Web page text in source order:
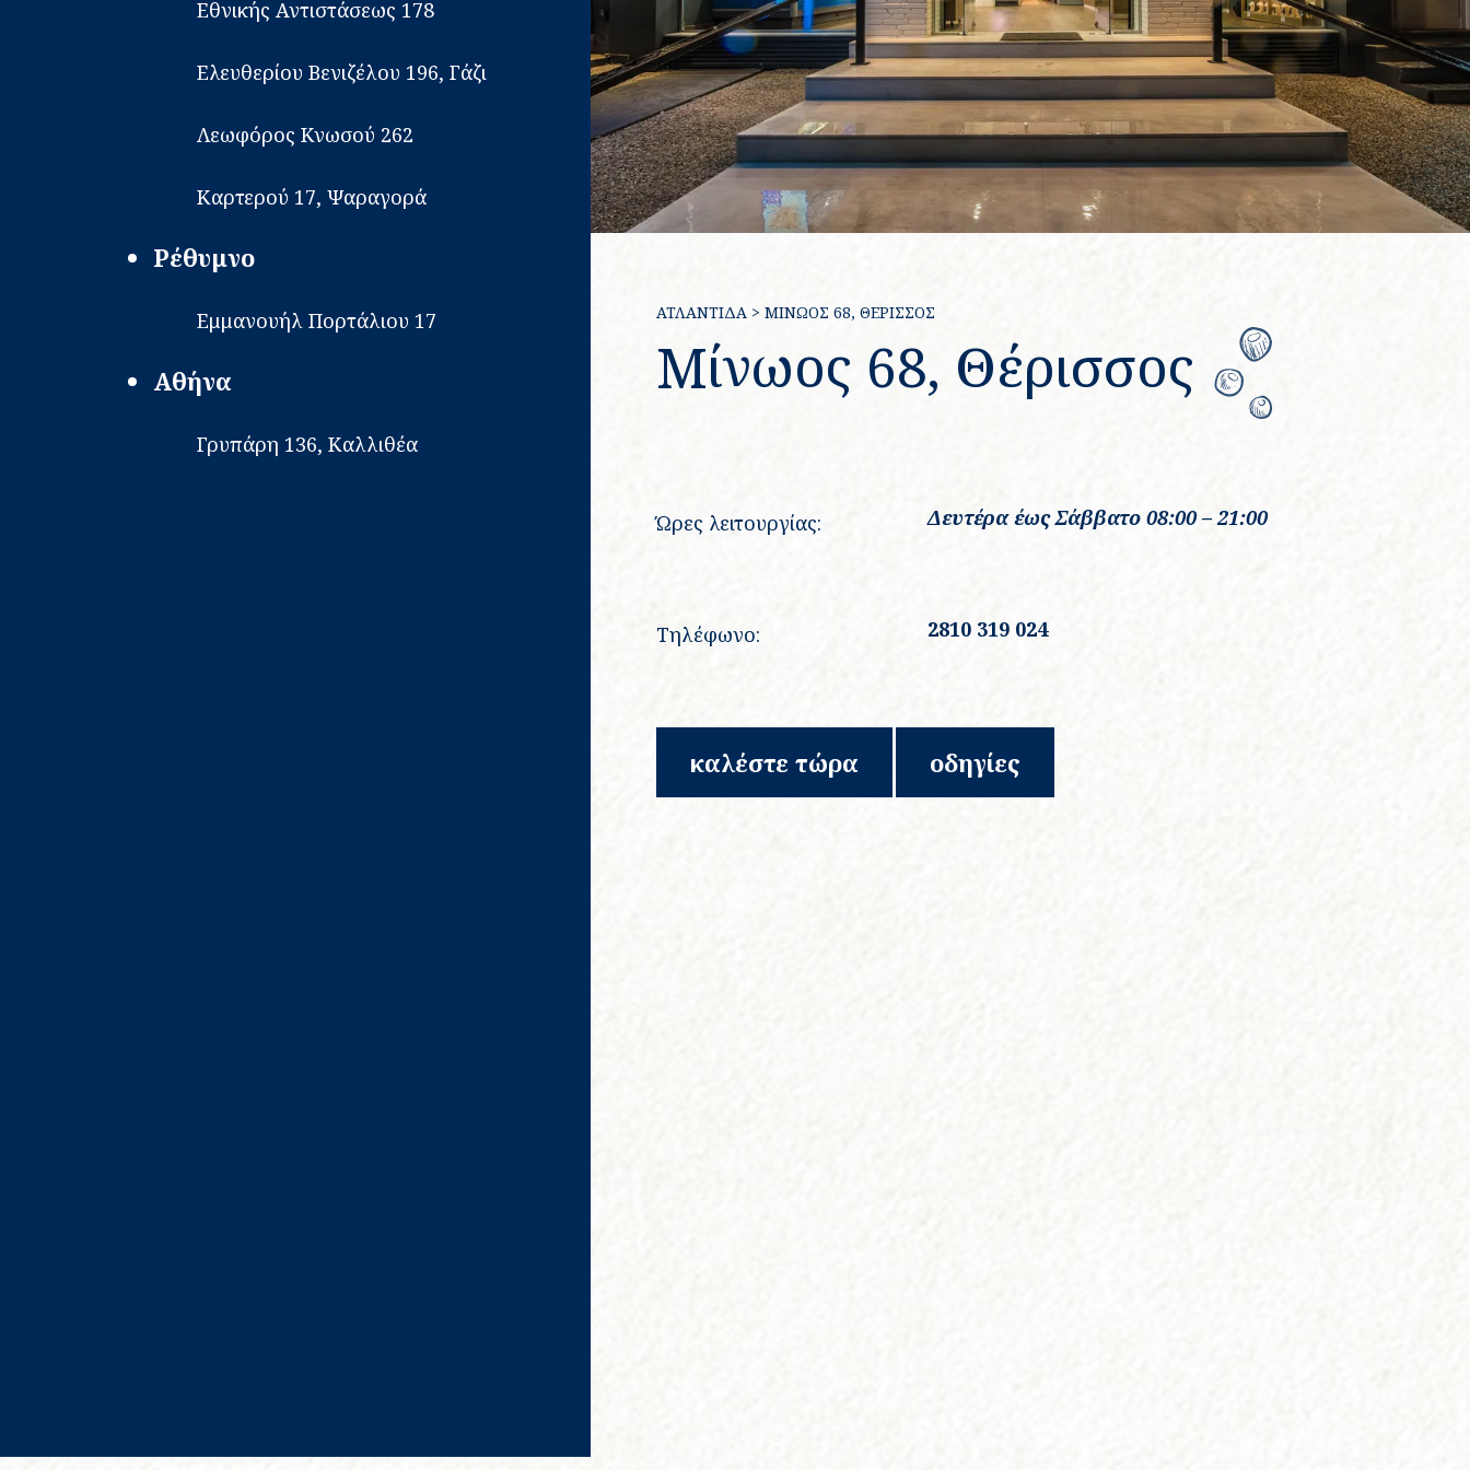
Εθνικής Αντιστάσεως 178
Ελευθερίου Βενιζέλου 196, Γάζι
Λεωφόρος Κνωσού 262
Καρτερού 17, Ψαραγορά
Ρέθυμνο
Εμμανουήλ Πορτάλιου 17
Αθήνα
Γρυπάρη 136, Καλλιθέα
ΑΤΛΑΝΤΙΔΑ > ΜΊΝΩΟΣ 68, ΘΈΡΙΣΣΟΣ
Μίνωος 68, Θέρισσος
Ώρες λειτουργίας: Δευτέρα έως Σάββατο 08:00 – 21:00
Τηλέφωνο: 2810 319 024
καλέστε τώρα οδηγίες